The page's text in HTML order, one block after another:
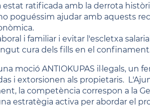
ratificada amb la derrota
poguéssim ajudar amb aquests
i familiar i evitar l'escletxa
cura dels fills en el
moció ANTIOKUPAS il·legals, un
i extorsionen als propietaris.
la competència correspon a la
estratègia activa per abordar el